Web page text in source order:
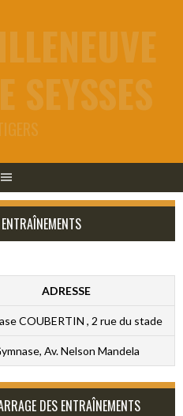
SEYSSES
ADRESSE
COUBERTIN , 2 rue du stade
Av. Nelson Mandela
DES ENTRAÎNEMENTS